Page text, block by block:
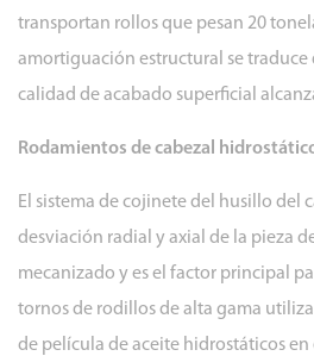
inteligente:
conectividad
transportan rollos que pesan 20
amortiguación estructural se traduce
calidad de acabado superficial
Rodamientos de cabezal
El sistema de cojinete del husillo del
desviación radial y axial de la pieza
mecanizado y es el factor principal
tornos de rodillos de alta gama
de película de aceite hidrostáticos en